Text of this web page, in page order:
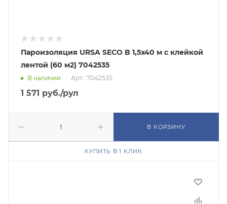
Пароизоляция URSA SECO B 1,5х40 м с клейкой
лентой (60 м2) 7042535
В наличии Арт.: 7042535
1 571 руб./рул
В КОРЗИНУ
КУПИТЬ В 1 КЛИК